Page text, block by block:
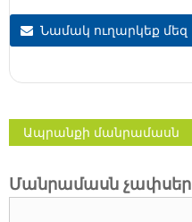
Նամակ ուղարկեք մեզ
Ապրանքի մանրամասն
Մանրամասն չափսեր